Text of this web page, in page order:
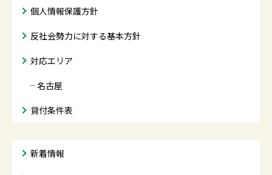
個人情報保護方針
反社会勢力に対する基本方針
対応エリア
− 名古屋
貸付条件表
新着情報